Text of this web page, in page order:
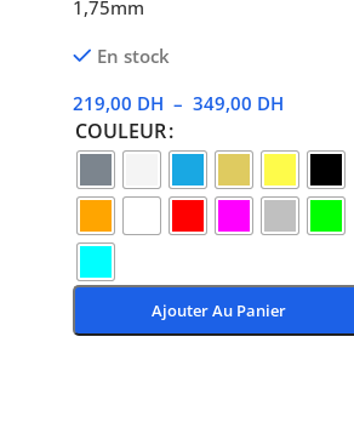
1,75mm
En stock
219,00 DH – 349,00 DH
COULEUR
Ajouter Au Panier